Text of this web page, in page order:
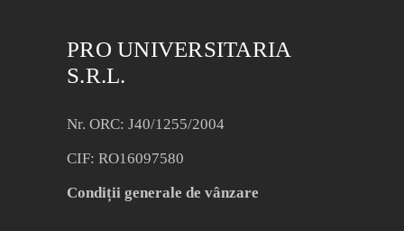
PRO UNIVERSITARIA
S.R.L.
Nr. ORC: J40/1255/2004
CIF: RO16097580
Condiții generale de vânzare